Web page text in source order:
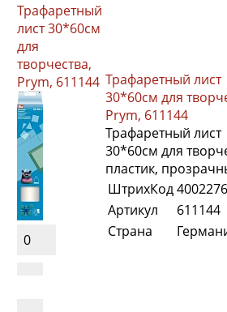
Трафаретный
лист 30*60см
для
творчества,
Prym, 611144
0
Трафаретный лист
30*60см для
Prym, 611144
Трафаретный лист
30*60см для
пластик,
ШтрихКод
Артикул
611144
Страна